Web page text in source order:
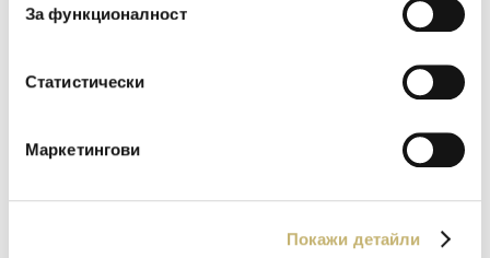
За функционалност
Статистически
Маркетингови
Покажи детайли
2026
Blink parking се превръща в естествения
дигитален избор за плащане на паркирането